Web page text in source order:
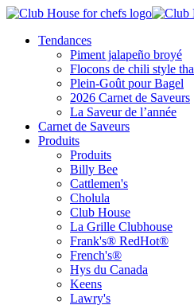
Tendances
Piment jalapeño broyé
Flocons de chili style
Plein-Goût pour Bagel
2026 Carnet de Saveurs
La Saveur de l’année
Carnet de Saveurs
Produits
Produits
Billy Bee
Cattlemen's
Cholula
Club House
La Grille Clubhouse
Frank's® RedHot®
French's®
Hys du Canada
Keens
Lawry's